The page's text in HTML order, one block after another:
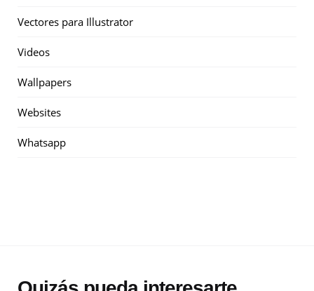
Vectores para Illustrator
Videos
Wallpapers
Websites
Whatsapp